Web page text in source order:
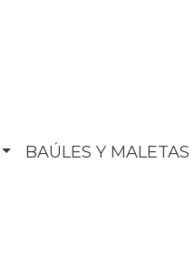
BAÚLES Y MALETAS